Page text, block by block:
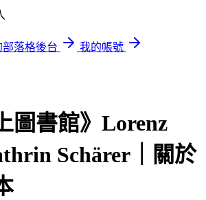
部落格後台
我的帳號
圖書館》Lorenz
Schärer｜關於